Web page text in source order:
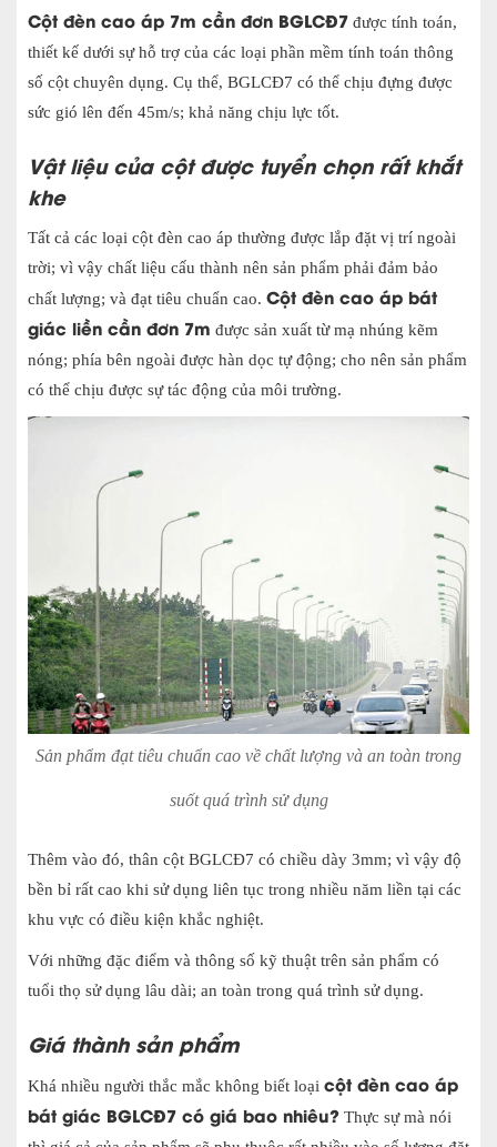
Cột đèn cao áp 7m cần đơn BGLCĐ7 được tính toán,
thiết kế dưới sự hỗ trợ của các loại phần mềm tính toán thông
số cột chuyên dụng. Cụ thể, BGLCĐ7 có thể chịu đựng được
sức gió lên đến 45m/s; khả năng chịu lực tốt.
Vật liệu của cột được tuyển chọn rất khắt
khe
Tất cả các loại cột đèn cao áp thường được lắp đặt vị trí ngoài
trời; vì vậy chất liệu cấu thành nên sản phẩm phải đảm bảo
chất lượng; và đạt tiêu chuẩn cao. Cột đèn cao áp bát
giác liền cần đơn 7m được sản xuất từ mạ nhúng kẽm
nóng; phía bên ngoài được hàn dọc tự động; cho nên sản phẩm
có thể chịu được sự tác động của môi trường.
Sản phẩm đạt tiêu chuẩn cao về chất lượng và an toàn trong
suốt quá trình sử dụng
Thêm vào đó, thân cột BGLCĐ7 có chiều dày 3mm; vì vậy độ
bền bỉ rất cao khi sử dụng liên tục trong nhiều năm liền tại các
khu vực có điều kiện khắc nghiệt.
Với những đặc điểm và thông số kỹ thuật trên sản phẩm có
tuổi thọ sử dụng lâu dài; an toàn trong quá trình sử dụng.
Giá thành sản phẩm
Khá nhiều người thắc mắc không biết loại cột đèn cao áp
bát giác BGLCĐ7 có giá bao nhiêu? Thực sự mà nói